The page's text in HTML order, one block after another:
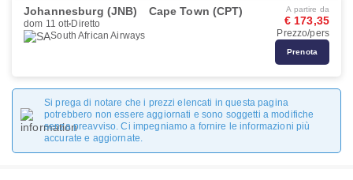
Johannesburg (JNB) Cape Town (CPT)
dom 11 ott Diretto
South African Airways
A partire da
€ 173,35
Prezzo/pers
Prenota
Si prega di notare che i prezzi elencati in questa pagina
potrebbero non essere aggiornati e sono soggetti a modifiche
senza preavviso. Ci impegniamo a fornire le informazioni più
accurate e aggiornate.